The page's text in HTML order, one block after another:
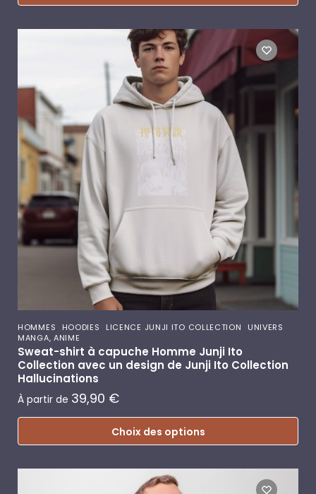
HOMMES, HOODIES, LICENCE JUNJI ITO COLLECTION, UNIVERS
MANGA, ANIME
Sweat-shirt à capuche Homme Junji Ito
Collection avec un design de Junji Ito Collection
Hallucinations
À partir de 39,90 €
Choix des options